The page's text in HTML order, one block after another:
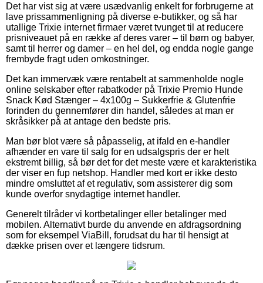
Det har vist sig at være usædvanlig enkelt for forbrugerne at
lave prissammenligning på diverse e-butikker, og så har
utallige Trixie internet firmaer været tvunget til at reducere
prisniveauet på en række af deres varer – til børn og babyer,
samt til herrer og damer – en hel del, og endda nogle gange
frembyde fragt uden omkostninger.
Det kan immervæk være rentabelt at sammenholde nogle
online selskaber efter rabatkoder på Trixie Premio Hunde
Snack Kød Stænger – 4x100g – Sukkerfrie & Glutenfrie
forinden du gennemfører din handel, således at man er
skråsikker på at antage den bedste pris.
Man bør blot være så påpasselig, at ifald en e-handler
afhænder en vare til salg for en udsalgspris der er helt
ekstremt billig, så bør det for det meste være et karakteristika
der viser en fup netshop. Handler med kort er ikke desto
mindre omsluttet af et regulativ, som assisterer dig som
kunde overfor snydagtige internet handler.
Generelt tilråder vi kortbetalinger eller betalinger med
mobilen. Alternativt burde du anvende en afdragsordning
som for eksempel ViaBill, forudsat du har til hensigt at
dække prisen over et længere tidsrum.